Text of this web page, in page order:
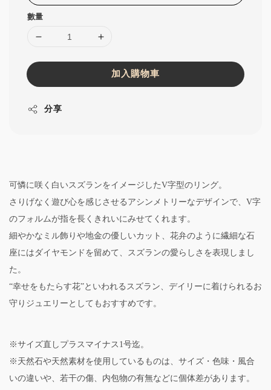
數量
加入購物車
分享
可憐に咲く白いスズランをイメージしたV字型のリング。
さりげなく遊び心を感じさせるアシンメトリーなデザインで、V字
のフォルムが指を長くきれいにみせてくれます。
細やかなミル飾りや地金の優しいカット、花弁のように繊細な石
座にはダイヤモンドを留めて、スズランの愛らしさを表現しまし
た。
“幸せをもたらす花”といわれるスズラン、デイリーに着けられるお
守りジュエリーとしてもおすすめです。
※サイズ直しプラスマイナス1号迄。
※天然石や天然素材を使用しているものは、サイズ・色味・風合
いの違いや、若干の傷、内包物の有無などに個体差があります。